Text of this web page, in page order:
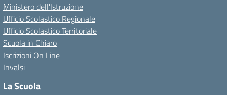
Ministero dell'Istruzione
Ufficio Scolastico Regionale
Ufficio Scolastico Territoriale
Scuola in Chiaro
Iscrizioni On Line
Invalsi
La Scuola